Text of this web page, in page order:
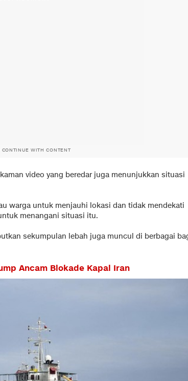
CONTINUE WITH CONTENT
video yang beredar juga menunjukkan situasi
warga untuk menjauhi lokasi dan tidak mendekati
menangani situasi itu.
sekumpulan lebah juga muncul di berbagai
Ancam Blokade Kapal Iran